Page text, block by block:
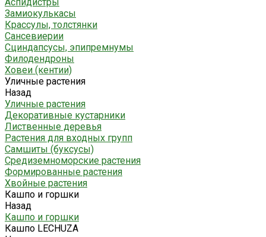
Замиокулькасы
Крассулы, толстянки
Сансевиерии
Сциндапсусы, эпипремнумы
Филодендроны
Ховеи (кентии)
Уличные растения
Назад
Уличные растения
Декоративные кустарники
Лиственные деревья
Растения для входных групп
Самшиты (буксусы)
Средиземноморские растения
Формированные растения
Хвойные растения
Кашпо и горшки
Назад
Кашпо и горшки
Кашпо LECHUZA